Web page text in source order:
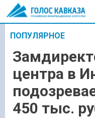
ПОПУЛЯРНОЕ
центра в
450 тыс.